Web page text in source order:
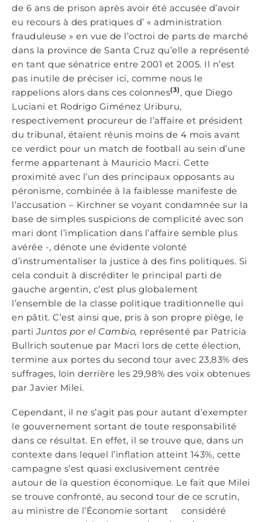
de 6 ans de prison après avoir été accusée d’avoir
eu recours à des pratiques d’ « administration
frauduleuse » en vue de l’octroi de parts de marché
dans la province de Santa Cruz qu’elle a représenté
en tant que sénatrice entre 2001 et 2005. Il n’est
pas inutile de préciser ici, comme nous le
rappelions alors dans ces colonnes(3) , que Diego
Luciani et Rodrigo Giménez Uriburu,
respectivement procureur de l’affaire et président
du tribunal, étaient réunis moins de 4 mois avant
ce verdict pour un match de football au sein d’une
ferme appartenant à Mauricio Macri. Cette
proximité avec l’un des principaux opposants au
péronisme, combinée à la faiblesse manifeste de
l’accusation – Kirchner se voyant condamnée sur la
base de simples suspicions de complicité avec son
mari dont l’implication dans l’affaire semble plus
avérée -, dénote une évidente volonté
d’instrumentaliser la justice à des fins politiques. Si
cela conduit à discréditer le principal parti de
gauche argentin, c’est plus globalement
l’ensemble de la classe politique traditionnelle qui
en pâtit. C’est ainsi que, pris à son propre piège, le
partiJuntos por el Cambio, représenté par Patricia
Bullrich soutenue par Macri lors de cette élection,
termine aux portes du second tour avec 23,83% des
suffrages, loin derrière les 29,98% des voix obtenues
par Javier Milei.
Cependant, il ne s’agit pas pour autant d’exempter
le gouvernement sortant de toute responsabilité
dans ce résultat. En effet, il se trouve que, dans un
contexte dans lequel l’inflation atteint 143%, cette
campagne s’est quasi exclusivement centrée
autour de la question économique. Le fait que Milei
se trouve confronté, au second tour de ce scrutin,
au ministre de l’Économie sortant considéré